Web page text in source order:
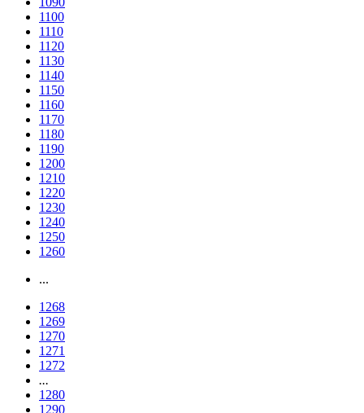
1100
1110
1120
1130
1140
1150
1160
1170
1180
1190
1200
1210
1220
1230
1240
1250
1260
...
1268
1269
1270
1271
1272
...
1280
1290